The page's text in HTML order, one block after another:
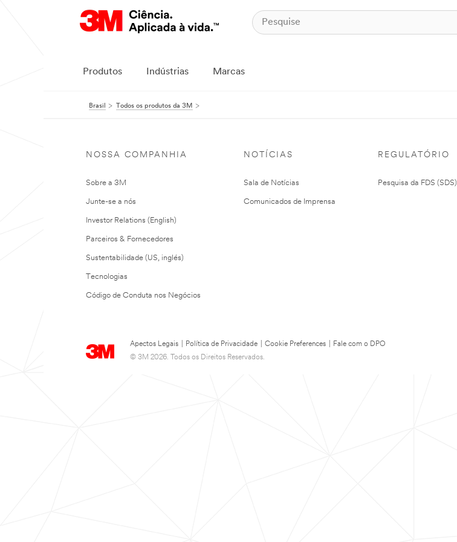
Produtos Indústrias Marcas
Brasil Todos os produtos da 3M
NOSSA COMPANHIA
Sobre a 3M
Junte-se a nós
Investor Relations (English)
Parceiros & Fornecedores
Sustentabilidade (US, inglés)
Tecnologias
Código de Conduta nos Negócios
NOTÍCIAS
Sala de Notícias
Comunicados de Imprensa
REGULATÓRIO
Pesquisa da FDS (SDS)
Apectos Legais Política de Privacidade Cookie Preferences
Fale com o DPO
© 3M 2026. Todos os Direitos Reservados.